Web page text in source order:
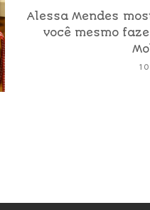
Alessa Mendes
você mesmo